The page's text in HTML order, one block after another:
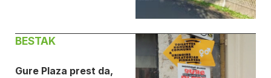
BESTAK
Gure Plaza prest da,